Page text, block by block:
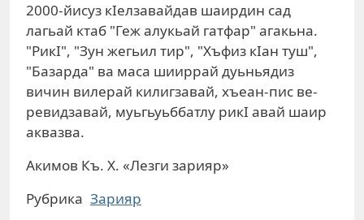
2000-йисуз кIелзавайдав шаирдин сад
лагьай ктаб "Геж алукьай гатфар" агакьна.
"РикI", "Зун жегьил тир", "Хъфиз кIан туш",
"Базарда" ва маса шииррай дуьньядиз
вичин вилерай килигзавай, хъеан-пис ве-
ревидзавай, муьгьуьббатлу рикI авай шаир
аквазва.
Акимов Къ. Х. «Лезги зарияр»
Рубрика Зарияр